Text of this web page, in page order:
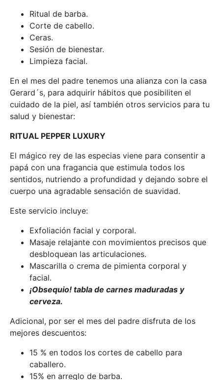
Ritual de barba.
Corte de cabello.
Ceras.
Sesión de bienestar.
Limpieza facial.
En el mes del padre tenemos una alianza con la casa
Gerard´s, para adquirir hábitos que posibiliten el
cuidado de la piel, así también otros servicios para tu
salud y bienestar:
RITUAL PEPPER LUXURY
El mágico rey de las especias viene para consentir a
papá con una fragancia que estimula todos los
sentidos, nutriendo a profundidad y dejando sobre el
cuerpo una agradable sensación de suavidad.
Este servicio incluye:
Exfoliación facial y corporal.
Masaje relajante con movimientos precisos que
desbloquean las articulaciones.
Mascarilla o crema de pimienta corporal y
facial.
¡Obsequio! tabla de carnes maduradas y
cerveza.
Adicional, por ser el mes del padre disfruta de los
mejores descuentos:
15 % en todos los cortes de cabello para
caballero.
15% en arreglo de barba.